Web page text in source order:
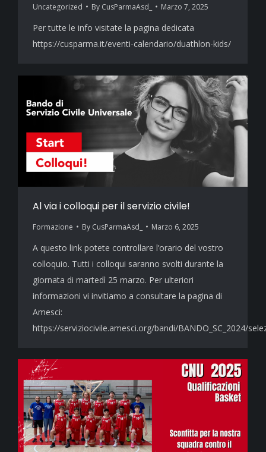
Uncategorized By CusParmaAsd_ Marzo 7, 2025
Per tutte le info visitate la pagina dedicata
https://cusparma.it/eventi-calendario/duathlon-kids/
Al via i colloqui per il servizio civile!
Formazione By CusParmaAsd_ Marzo 6, 2025
A questo link potete controllare l’orario del vostro
colloquio. Tutti i colloqui saranno svolti durante la
giornata di martedì 25 marzo. Per ulteriori
informazioni vi invitiamo a consultare la pagina di
Amesci:
https://serviziocivile.amesci.org/bandi/BANDO_SC_2024/